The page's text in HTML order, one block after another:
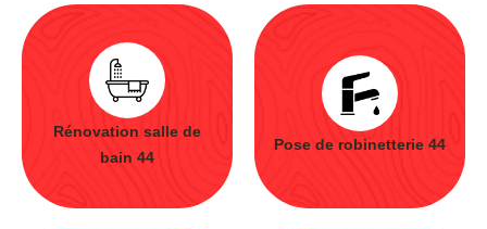
Rénovation salle de
bain 44
Pose de robinetterie 44